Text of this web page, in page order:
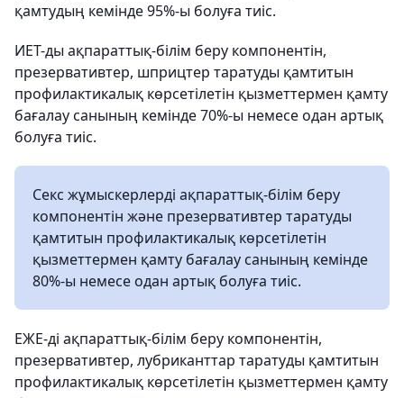
қамтудың кемінде 95%-ы болуға тиіс.
ИЕТ-ды ақпараттық-білім беру компонентін,
презервативтер, шприцтер таратуды қамтитын
профилактикалық көрсетілетін қызметтермен қамту
бағалау санының кемінде 70%-ы немесе одан артық
болуға тиіс.
Секс жұмыскерлерді ақпараттық-білім беру
компонентін және презервативтер таратуды
қамтитын профилактикалық көрсетілетін
қызметтермен қамту бағалау санының кемінде
80%-ы немесе одан артық болуға тиіс.
ЕЖЕ-ді ақпараттық-білім беру компонентін,
презервативтер, лубриканттар таратуды қамтитын
профилактикалық көрсетілетін қызметтермен қамту